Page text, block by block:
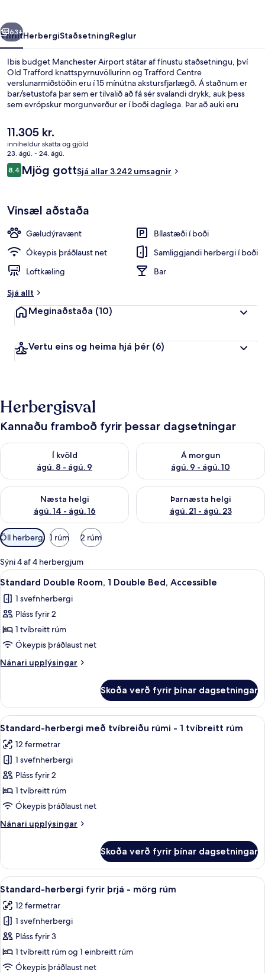
Næsta
63+
YfirlitHerbergiStaðsetningReglur
Ibis budget Manchester Airport státar af fínustu staðsetningu, því
Old Trafford knattspyrnuvöllurinn og Trafford Centre
verslunarmiðstöðin eru í 15 mínútna akstursfjarlægð. Á staðnum er
bar/setustofa þar sem er tilvalið að fá sér svalandi drykk, auk þess
sem evrópskur morgunverður er í boði daglega. Þar að auki eru
akstursfjarlægð. Meðal þess sem ferðamenn sem hafa heimsótt
staðinn eru sérstaklega ánægðir með eru hjálpsamt starfsfólk og
nálægð við flugvöllinn.
Núverandi
verð
er
11.305 kr.
11.305 kr.
inniheldur skatta og gjöld
23. ágú. - 24. ágú.
Umsagnir
8,48,4 af 10
Mjög gottSjá allar 3.242 umsagnir
Vinsæl aðstaða
Gæludýravænt
Bílastæði í boði
Ókeypis þráðlaust net
Samliggjandi herbergi í boði
Loftkæling
Bar
Sjá allt
Meginaðstaða (10)
Vertu eins og heima hjá þér (6)
Herbergisval
Kannaðu framboð fyrir þessar dagsetningar
Í kvöld
ágú. 8 - ágú. 9
Athuga framboð í kvöld ágú. 8 - ágú. 9
Á morgun
ágú. 9 - ágú. 10
Athuga framboð á morgun
Næsta helgi
ágú. 14 - ágú. 16
Athuga framboð næstu helgi ágú. 14 - ágú. 16
Þarnæsta helgi
ágú. 21 - ágú. 23
Athuga framboð þarnæstu
Síur
í
boði
fyrir
herbergi
Öll herbergi 1 rúm 2 rúm
Sýni 4 af 4 herbergjum
Skoða
allar
myndir
fyrir
Standard
Double
Room,
1
Bed,
Accessible
Standard Double Room, 1 Double
9
Standard Double Room, 1 Double Bed, Accessible
1 svefnherbergi
Pláss fyrir 2
1 tvíbreitt rúm
Ókeypis þráðlaust net
Nánari upplýsingar
Nánari
Double
Room,
1
Bed,
Accessible
Skoða verð fyrir þínar dagsetningar
Skoða
allar
myndir
fyrir
Standard-
herbergi
með
rúmi
tvíbreitt
rúm
Standard-herbergi með tvíbreiðu
14
Standard-herbergi með tvíbreiðu rúmi - 1 tvíbreitt rúm
12 fermetrar
1 svefnherbergi
Pláss fyrir 2
1 tvíbreitt rúm
Ókeypis þráðlaust net
Nánari upplýsingar
Nánari
herbergi
með
tvíbreiðu
tvíbreitt
rúm
Skoða verð fyrir þínar dagsetningar
Skoða
allar
myndir
fyrir
Standard-
herbergi
fyrir
Standard-herbergi fyrir þrjá - mörg
10
Standard-herbergi fyrir þrjá - mörg rúm
12 fermetrar
1 svefnherbergi
Pláss fyrir 3
1 tvíbreitt rúm og 1 einbreitt rúm
Ókeypis þráðlaust net